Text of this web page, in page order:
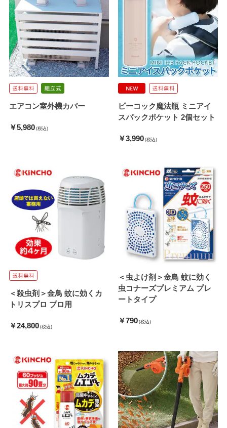
エアコン室外機カバー
￥5,980 (税込)
ピーコック魔法瓶 ミニアイ
スパックポケット 2個セット
￥3,990 (税込)
＜殺虫剤＞金鳥 蚊に効くカ
トリスプロ プロ用
￥24,800 (税込)
＜虫よけ剤＞金鳥 蚊に効く
虫コナーズプレミアム プレ
ートタイプ
￥790 (税込)